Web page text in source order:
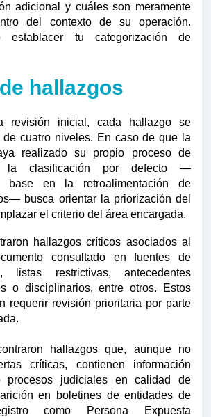
adicional y cuáles son meramente
del contexto de su operación.
establacer tu categorización de
hallazgos
revisión inicial, cada hallazgo se
cuatro niveles. En caso de que la
realizado su propio proceso de
la clasificación por defecto —
base en la retroalimentación de
busca orientar la priorización del
el criterio del área encargada.
hallazgos críticos asociados al
consultado en fuentes de
listas restrictivas, antecedentes
o disciplinarios, entre otros. Estos
requerir revisión prioritaria por parte
hallazgos que, aunque no
críticas, contienen información
procesos judiciales en calidad de
en boletines de entidades de
como Persona Expuesta